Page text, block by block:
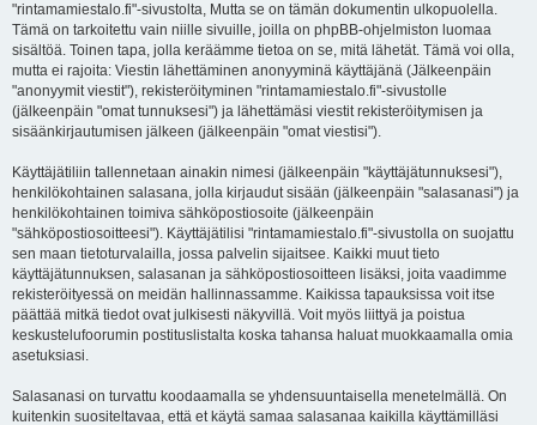
"rintamamiestalo.fi"-sivustolta, Mutta se on tämän dokumentin ulkopuolella.
Tämä on tarkoitettu vain niille sivuille, joilla on phpBB-ohjelmiston luomaa
sisältöä. Toinen tapa, jolla keräämme tietoa on se, mitä lähetät. Tämä voi olla,
mutta ei rajoita: Viestin lähettäminen anonyyminä käyttäjänä (Jälkeenpäin
"anonyymit viestit"), rekisteröityminen "rintamamiestalo.fi"-sivustolle
(jälkeenpäin "omat tunnuksesi") ja lähettämäsi viestit rekisteröitymisen ja
sisäänkirjautumisen jälkeen (jälkeenpäin "omat viestisi").
Käyttäjätiliin tallennetaan ainakin nimesi (jälkeenpäin "käyttäjätunnuksesi"),
henkilökohtainen salasana, jolla kirjaudut sisään (jälkeenpäin "salasanasi") ja
henkilökohtainen toimiva sähköpostiosoite (jälkeenpäin
"sähköpostiosoitteesi"). Käyttäjätilisi "rintamamiestalo.fi"-sivustolla on suojattu
sen maan tietoturvalailla, jossa palvelin sijaitsee. Kaikki muut tieto
käyttäjätunnuksen, salasanan ja sähköpostiosoitteen lisäksi, joita vaadimme
rekisteröityessä on meidän hallinnassamme. Kaikissa tapauksissa voit itse
päättää mitkä tiedot ovat julkisesti näkyvillä. Voit myös liittyä ja poistua
keskustelufoorumin postituslistalta koska tahansa haluat muokkaamalla omia
asetuksiasi.
Salasanasi on turvattu koodaamalla se yhdensuuntaisella menetelmällä. On
kuitenkin suositeltavaa, että et käytä samaa salasanaa kaikilla käyttämilläsi